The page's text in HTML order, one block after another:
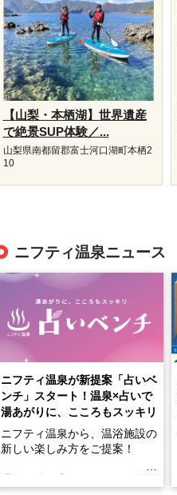
【山梨・本栖湖】世界遺産
で絶景SUP体験／...
山梨県南都留郡富士河口湖町本栖2
10
ニフティ温泉ニュース
ニフティ温泉が新提案「占いベ
ンチ」スタート！温泉×占いで
湯あがりに、こころもスッキリ
ニフティ温泉から、温浴施設の
新しい楽しみ方をご提案！